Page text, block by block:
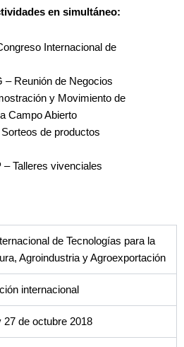
en simultáneo:
Internacional de
– Reunión de Negocios
y Movimiento de
Campo Abierto
de productos
Talleres vivenciales
de Tecnologías para la
Agroindustria y Agroexportación
internacional
27 de octubre 2018